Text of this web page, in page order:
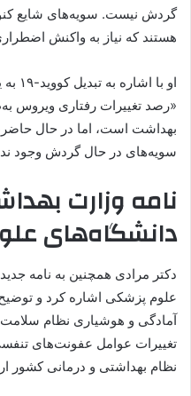
گردش نیست. سویه‌های شایع
هستند که نیاز به واکنش
او
«رصد تغییرات رفتاری ویروس
بهداشت است، اما در حال
سویه‌های در حال گردش وجود
نامه وزارت
دانشگاه‌های
دکتر مرادی همچنین به نامه
علوم پزشکی اشاره کرد و
آمادگی و هوشیاری نظام
تغییرات عوامل عفونت‌های
نظام بهداشتی و درمانی کشور